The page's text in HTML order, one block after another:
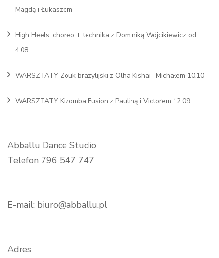
Magdą i Łukaszem
High Heels: choreo + technika z Dominiką Wójcikiewicz od
4.08
WARSZTATY Zouk brazylijski z Olha Kishai i Michałem 10.10
WARSZTATY Kizomba Fusion z Pauliną i Victorem 12.09
Abballu Dance Studio
Telefon 796 547 747
E-mail: biuro@abballu.pl
Adres